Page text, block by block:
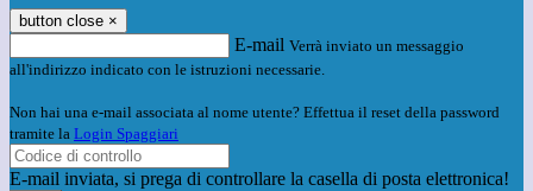
button close ×
E-mail Verrà inviato un messaggio
all'indirizzo indicato con le istruzioni necessarie.
Non hai una e-mail associata al nome utente? Effettua il reset della password
tramite la Login Spaggiari
E-mail inviata, si prega di controllare la casella di posta elettronica!